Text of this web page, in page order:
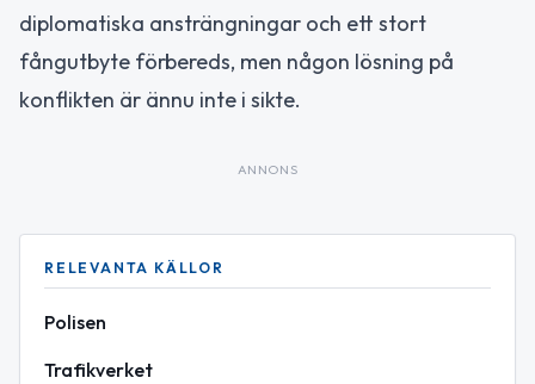
diplomatiska ansträngningar och ett stort
fångutbyte förbereds, men någon lösning på
konflikten är ännu inte i sikte.
ANNONS
RELEVANTA KÄLLOR
Polisen
Trafikverket